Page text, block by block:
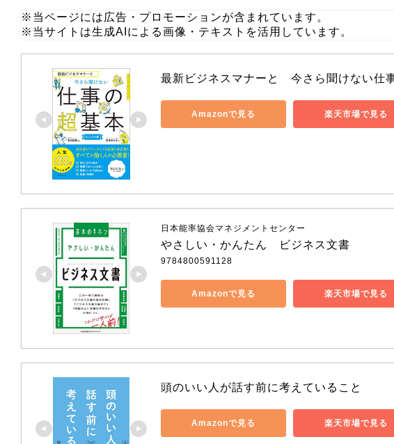
※当ページには広告・プロモーションが含まれています。
※当サイトは生成AIによる画像・テキストを活用しています。
最新ビジネスマナーと　今さら聞けない仕
Amazonで見る 楽天市場で見る
日本能率協会マネジメントセンター
やさしい・かんたん　ビジネス文書
9784800591128
Amazonで見る 楽天市場で見る
頭のいい人が話す前に考えていること
Amazonで見る 楽天市場で見る